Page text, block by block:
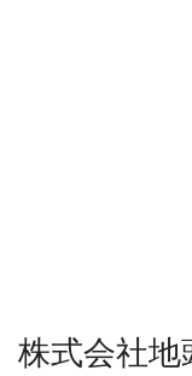
株式会社